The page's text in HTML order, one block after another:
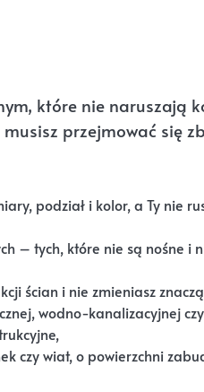
które nie naruszają
przejmować się
podział i kolor, a Ty nie
– tych, które nie są nośne i
ścian i nie zmieniasz
wodno-kanalizacyjnej
czy wiat, o powierzchni